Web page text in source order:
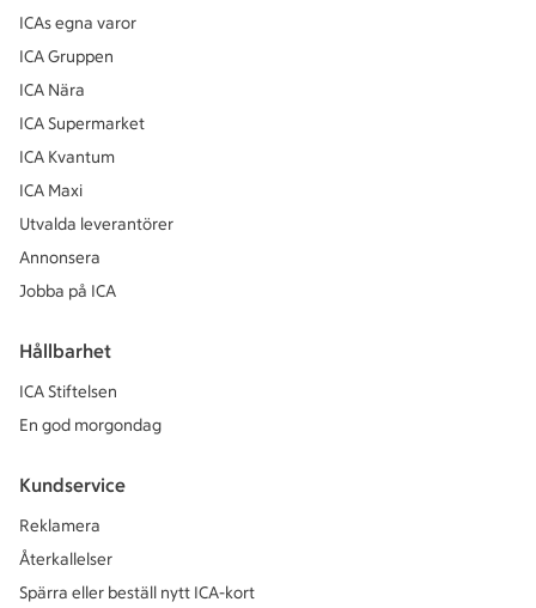
ICAs egna varor
ICA Gruppen
ICA Nära
ICA Supermarket
ICA Kvantum
ICA Maxi
Utvalda leverantörer
Annonsera
Jobba på ICA
Hållbarhet
ICA Stiftelsen
En god morgondag
Kundservice
Reklamera
Återkallelser
Spärra eller beställ nytt ICA-kort